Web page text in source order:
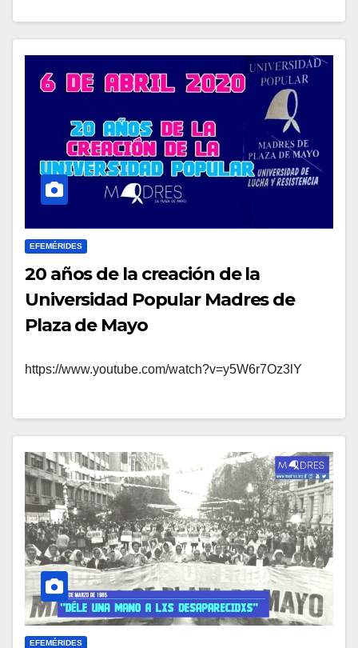
EFEMÉRIDES
20 años de la creación de la
Universidad Popular Madres de
Plaza de Mayo
https://www.youtube.com/watch?v=y5W6r7Oz3lY
EFEMÉRIDES